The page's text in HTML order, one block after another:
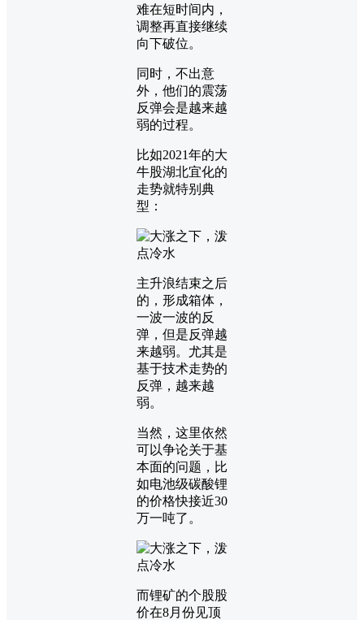
难在短时间内，
调整再直接继续
向下破位。
同时，不出意
外，他们的震荡
反弹会是越来越
弱的过程。
比如2021年的大
牛股湖北宜化的
走势就特别典
型：
主升浪结束之后
的，形成箱体，
一波一波的反
弹，但是反弹越
来越弱。尤其是
基于技术走势的
反弹，越来越
弱。
当然，这里依然
可以争论关于基
本面的问题，比
如电池级碳酸锂
的价格快接近30
万一吨了。
而锂矿的个股股
价在8月份见顶